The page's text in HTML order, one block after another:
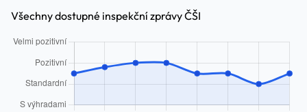
Všechny dostupné inspekční zprávy ČŠI